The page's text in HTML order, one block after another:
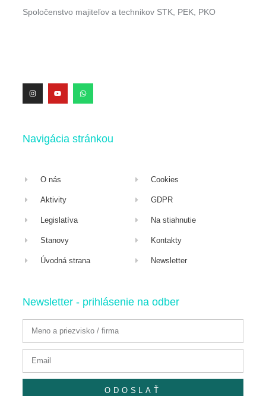
Spoločenstvo majiteľov a technikov STK, PEK, PKO
Navigácia stránkou
O nás
Aktivity
Legislatíva
Stanovy
Úvodná strana
Cookies
GDPR
Na stiahnutie
Kontakty
Newsletter
Newsletter - prihlásenie na odber
ODOSLAŤ